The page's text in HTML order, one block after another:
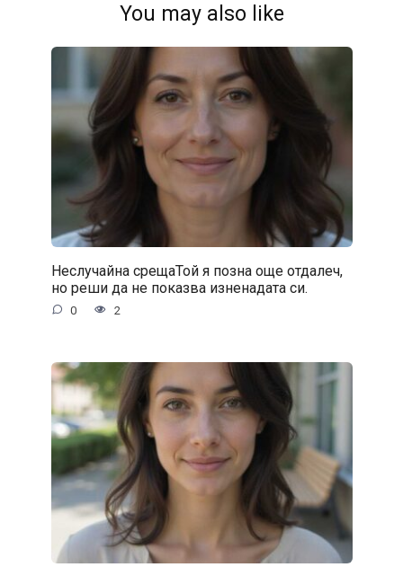
You may also like
Неслучайна срещаТой я позна още отдалеч,
но реши да не показва изненадата си.
0 2